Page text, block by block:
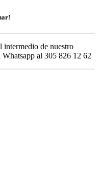
intermedio de nuestro
al 305 826 12 62